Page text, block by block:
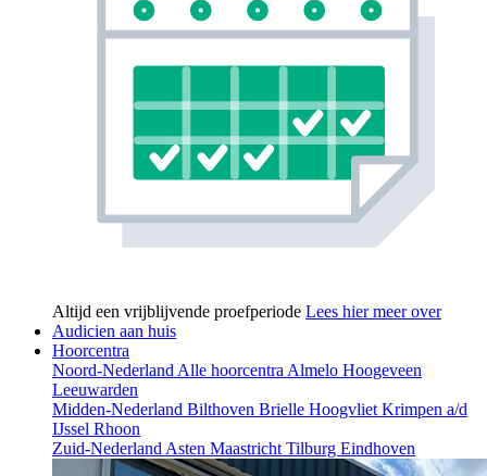
Altijd een vrijblijvende proefperiode Lees hier meer over
Audicien aan huis
Hoorcentra
Noord-NederlandAlle hoorcentraAlmelo Hoogeveen
Leeuwarden
Midden-Nederland Bilthoven Brielle HoogvlietKrimpen a/d
IJssel Rhoon
Zuid-NederlandAsten MaastrichtTilburg Eindhoven